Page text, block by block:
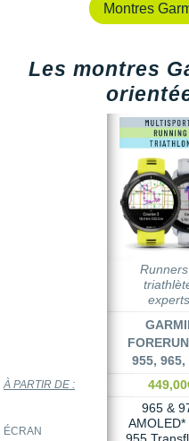
Montres
Les montres
experts.
955, 965,
À PARTIR DE :
ÉCRAN
965 &
AMOLED*
The North Face
Under Armour
+ Voir toutes les